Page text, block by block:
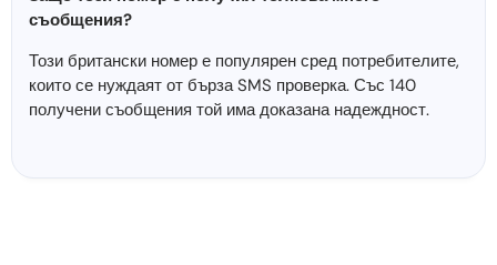
съобщения?
Този британски номер е популярен сред потребителите,
които се нуждаят от бърза SMS проверка. Със 140
получени съобщения той има доказана надеждност.